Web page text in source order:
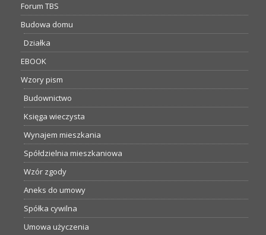
Forum TBS
Budowa domu
Działka
EBOOK
Wzory pism
Budownictwo
Księga wieczysta
Wynajem mieszkania
Spółdzielnia mieszkaniowa
Wzór zgody
Aneks do umowy
Spółka cywilna
Umowa użyczenia